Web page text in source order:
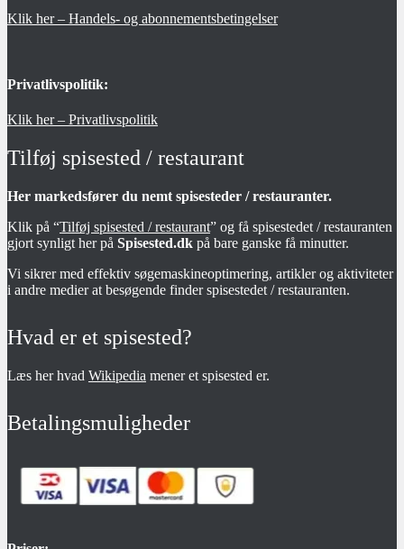
Klik her – Handels- og abonnementsbetingelser
Privatlivspolitik:
Klik her – Privatlivspolitik
Tilføj spisested / restaurant
Her markedsfører du nemt spisesteder / restauranter.
Klik på “Tilføj spisested / restaurant” og få spisestedet / restauranten
gjort synligt her på Spisested.dk på bare ganske få minutter.
Vi sikrer med effektiv søgemaskineoptimering, artikler og aktiviteter
i andre medier at besøgende finder spisestedet / restauranten.
Hvad er et spisested?
Læs her hvad Wikipedia mener et spisested er.
Betalingsmuligheder